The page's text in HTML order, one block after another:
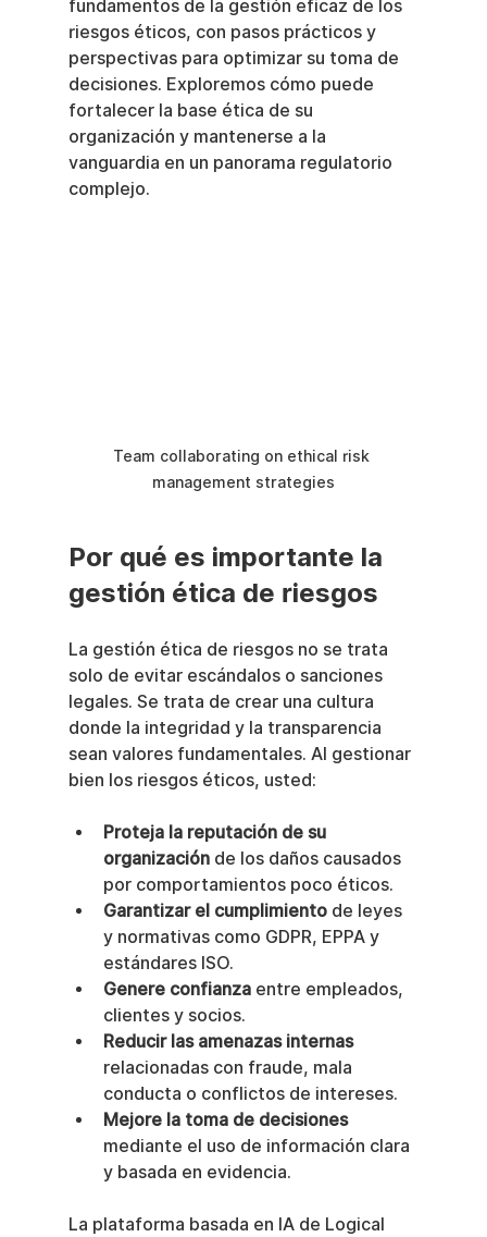
fundamentos de la gestión eficaz de los
riesgos éticos, con pasos prácticos y
perspectivas para optimizar su toma de
decisiones. Exploremos cómo puede
fortalecer la base ética de su
organización y mantenerse a la
vanguardia en un panorama regulatorio
complejo.
Team collaborating on ethical risk
management strategies
Por qué es importante la
gestión ética de riesgos
La gestión ética de riesgos no se trata
solo de evitar escándalos o sanciones
legales. Se trata de crear una cultura
donde la integridad y la transparencia
sean valores fundamentales. Al gestionar
bien los riesgos éticos, usted:
Proteja la reputación de su
organización de los daños causados
por comportamientos poco éticos.
Garantizar el cumplimiento de leyes
y normativas como GDPR, EPPA y
estándares ISO.
Genere confianza entre empleados,
clientes y socios.
Reducir las amenazas internas
relacionadas con fraude, mala
conducta o conflictos de intereses.
Mejore la toma de decisiones
mediante el uso de información clara
y basada en evidencia.
La plataforma basada en IA de Logical